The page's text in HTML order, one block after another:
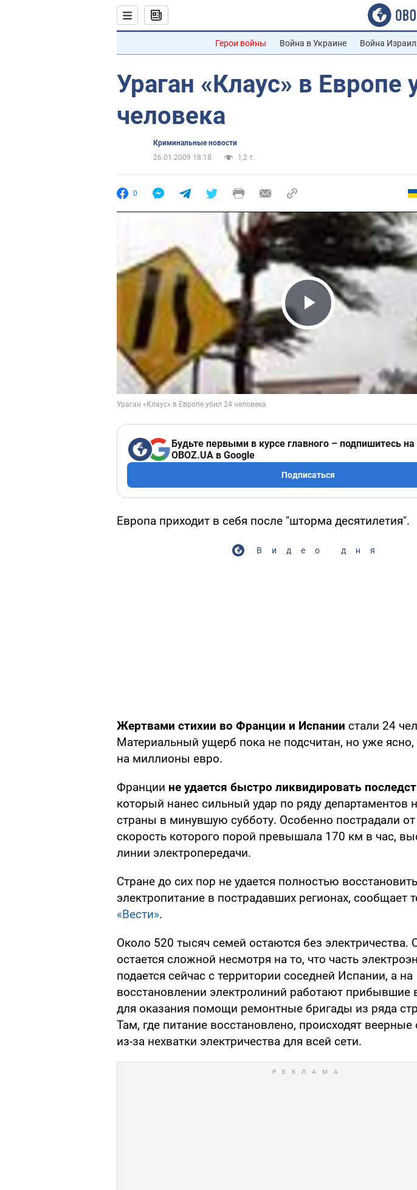
Герои войны Война в Украине Война
Ураган «Клаус» в Европе
человека
Криминальные новости
26.01.2009 18:18
1,2 т.
0
Play Video
Будьте первыми в курсе главного – подпишитесь
OBOZ.UA в Google
Подписаться
Европа приходит в себя после "шторма десятилетия".
Видео дня
Жертвами стихии во Франции и Испании стали 24
Материальный ущерб пока не подсчитан, но уже ясно,
на миллионы евро.
Франции не удается быстро ликвидировать
который нанес сильный удар по ряду департаментов
страны в минувшую субботу. Особенно пострадали от
скорость которого порой превышала 170 км в час,
линии электропередачи.
Стране до сих пор не удается полностью восстановить
электропитание в пострадавших регионах, сообщает
«Вести».
Около 520 тысяч семей остаются без электричества.
остается сложной несмотря на то, что часть
подается сейчас с территории соседней Испании, а на
восстановлении электролиний работают
для оказания помощи ремонтные бригады из ряда
Там, где питание восстановлено, происходят
из-за нехватки электричества для всей сети.